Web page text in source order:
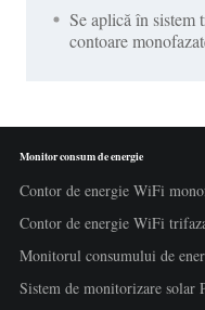
Se aplică în sistem
contoare
Monitor consum de energie
Contor de energie WiFi
Contor de energie WiFi
Monitorul consumului de
Sistem de monitorizare solar